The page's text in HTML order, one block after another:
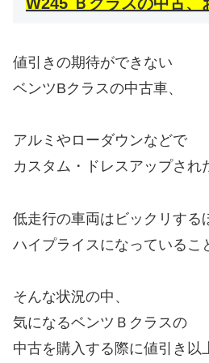
値引きの期待ができない
ベンツBクラスの中古車、
アルミやローダウンなどで
カスタム・ドレスアップされ
低走行の車両はビックリする
ハイプライスになっているこ
そんな状況の中、
気になるベンツＢクラスの
中古を購入する際に値引き以